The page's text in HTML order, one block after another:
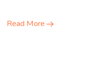
Read More